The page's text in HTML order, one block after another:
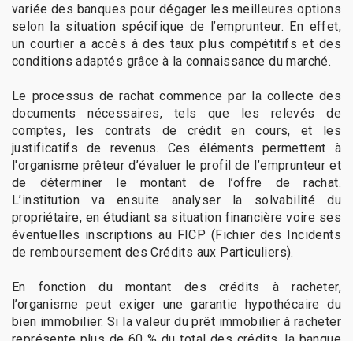
variée des banques pour dégager les meilleures options
selon la situation spécifique de l’emprunteur. En effet,
un courtier a accès à des taux plus compétitifs et des
conditions adaptés grâce à la connaissance du marché.
Le processus de rachat commence par la collecte des
documents nécessaires, tels que les relevés de
comptes, les contrats de crédit en cours, et les
justificatifs de revenus. Ces éléments permettent à
l'organisme prêteur d’évaluer le profil de l’emprunteur et
de déterminer le montant de l’offre de rachat.
L’institution va ensuite analyser la solvabilité du
propriétaire, en étudiant sa situation financière voire ses
éventuelles inscriptions au FICP (Fichier des Incidents
de remboursement des Crédits aux Particuliers).
En fonction du montant des crédits à racheter,
l’organisme peut exiger une garantie hypothécaire du
bien immobilier. Si la valeur du prêt immobilier à racheter